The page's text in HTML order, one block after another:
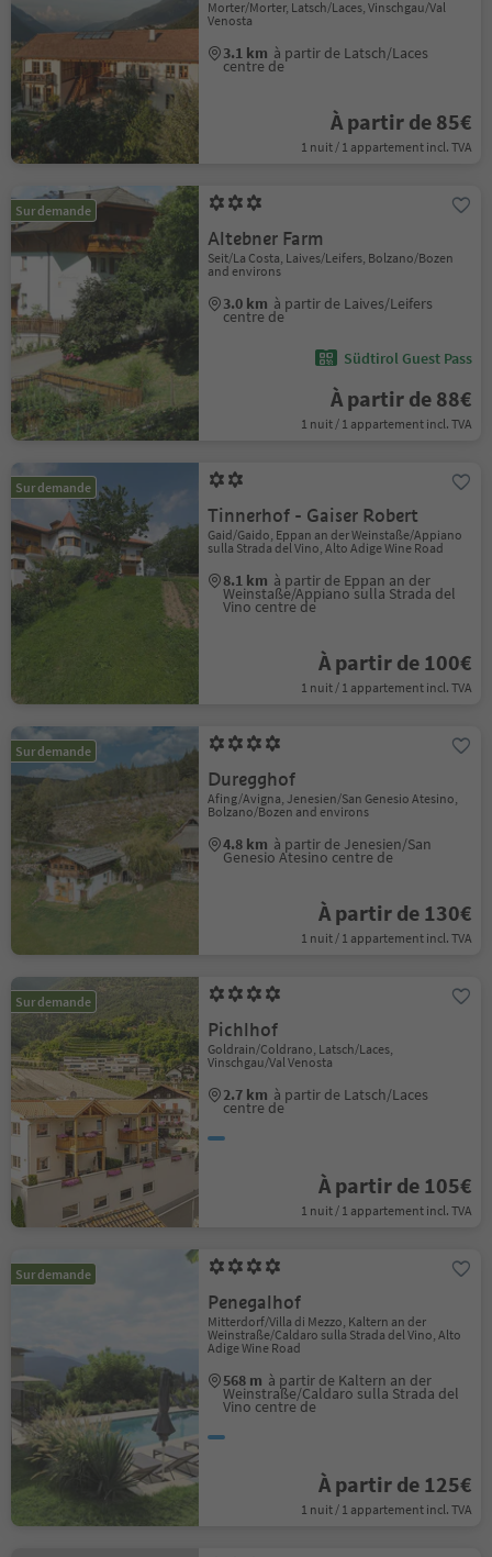
Morter/Morter, Latsch/Laces, Vinschgau/Val
Venosta
3.1 km à partir de Latsch/Laces
centre de
À partir de 85€
1 nuit / 1 appartement incl. TVA
Sur demande
Altebner Farm
Seit/La Costa, Laives/Leifers, Bolzano/Bozen
and environs
3.0 km à partir de Laives/Leifers
centre de
Südtirol Guest Pass
À partir de 88€
1 nuit / 1 appartement incl. TVA
Sur demande
Tinnerhof - Gaiser Robert
Gaid/Gaido, Eppan an der Weinstaße/Appiano
sulla Strada del Vino, Alto Adige Wine Road
8.1 km à partir de Eppan an der
Weinstaße/Appiano sulla Strada del
Vino centre de
À partir de 100€
1 nuit / 1 appartement incl. TVA
Sur demande
Duregghof
Afing/Avigna, Jenesien/San Genesio Atesino,
Bolzano/Bozen and environs
4.8 km à partir de Jenesien/San
Genesio Atesino centre de
À partir de 130€
1 nuit / 1 appartement incl. TVA
Sur demande
Pichlhof
Goldrain/Coldrano, Latsch/Laces,
Vinschgau/Val Venosta
2.7 km à partir de Latsch/Laces
centre de
À partir de 105€
1 nuit / 1 appartement incl. TVA
Sur demande
Penegalhof
Mitterdorf/Villa di Mezzo, Kaltern an der
Weinstraße/Caldaro sulla Strada del Vino, Alto
Adige Wine Road
568 m à partir de Kaltern an der
Weinstraße/Caldaro sulla Strada del
Vino centre de
À partir de 125€
1 nuit / 1 appartement incl. TVA